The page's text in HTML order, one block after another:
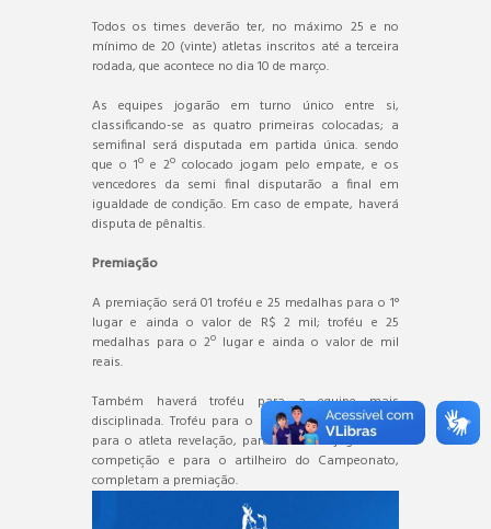
Todos os times deverão ter, no máximo 25 e no
mínimo de 20 (vinte) atletas inscritos até a terceira
rodada, que acontece no dia 10 de março.
As equipes jogarão em turno único entre si,
classificando-se as quatro primeiras colocadas; a
semifinal será disputada em partida única. sendo
que o 1º e 2º colocado jogam pelo empate, e os
vencedores da semi final disputarão a final em
igualdade de condição. Em caso de empate, haverá
disputa de pênaltis.
Premiação
A premiação será 01 troféu e 25 medalhas para o 1°
lugar e ainda o valor de R$ 2 mil; troféu e 25
medalhas para o 2º lugar e ainda o valor de mil
reais.
Também haverá troféu para a equipe mais
disciplinada. Troféu para o goleiro menos vazado,
para o atleta revelação, para o melhor jogador da
competição e para o artilheiro do Campeonato,
completam a premiação.